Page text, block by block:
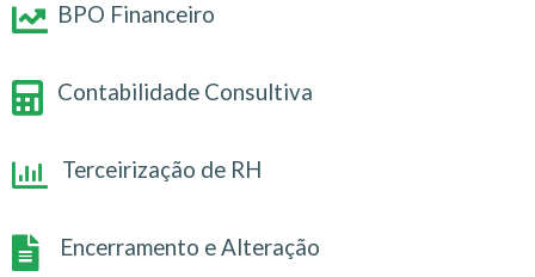
BPO Financeiro
Contabilidade Consultiva
Terceirização de RH
Encerramento e Alteração